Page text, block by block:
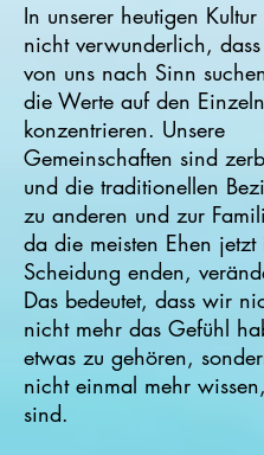
In unserer heutigen Kultur
nicht verwunderlich,
von uns nach Sinn
die Werte auf den
konzentrieren. Unsere
Gemeinschaften sind
und die traditionellen
zu anderen und zur
da die meisten Ehen
Scheidung enden,
Das bedeutet, dass wir
nicht mehr das Gefühl
etwas zu gehören,
nicht einmal mehr
sind.